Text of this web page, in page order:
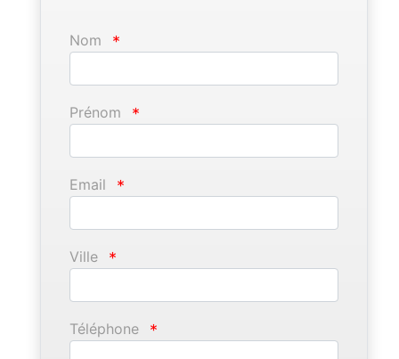
Nom *
Prénom *
Email *
Ville *
Téléphone *